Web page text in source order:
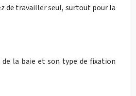
de travailler seul, surtout pour la
de la baie et son type de fixation